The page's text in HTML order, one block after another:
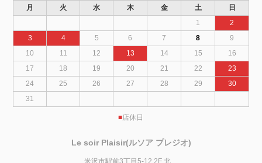
月 火 水 木 金 土
日
1
2
3
4 5 6 7 8
9
10
11 12 13 14 15
16
17
18 19 20 21 22
23
24
25 26 27 28 29
30
31
■店休日
Le soir Plaisir(ルソア プレジオ)
米沢市駅前3丁目5-12 2F 北